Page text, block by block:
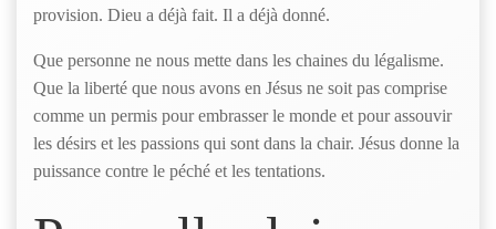
provision. Dieu a déjà fait. Il a déjà donné.
Que personne ne nous mette dans les chaines du légalisme.
Que la liberté que nous avons en Jésus ne soit pas comprise
comme un permis pour embrasser le monde et pour assouvir
les désirs et les passions qui sont dans la chair. Jésus donne la
puissance contre le péché et les tentations.